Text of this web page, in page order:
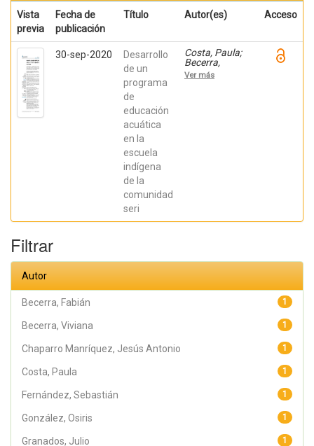
Vista
previa
Fecha de
publicación
Título Autor(es) Acceso
30-sep-2020
Desarrollo
de un
programa
de
educación
acuática
en la
escuela
indígena
de la
comunidad
seri
Costa, Paula;
Becerra,
Viviana;
Becerra,
Ramírez Cruz,
Granados,
Ver más
Filtrar
Autor
1
Becerra, Fabián
1
Becerra, Viviana
1
Chaparro Manríquez, Jesús Antonio
1
Costa, Paula
1
Fernández, Sebastián
1
González, Osiris
1
Granados, Julio